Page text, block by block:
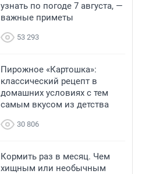
узнать по погоде 7 августа, —
важные приметы
53 293
Пирожное «Картошка»:
классический рецепт в
домашних условиях с тем
самым вкусом из детства
30 806
Кормить раз в месяц. Чем
хищным или необычным